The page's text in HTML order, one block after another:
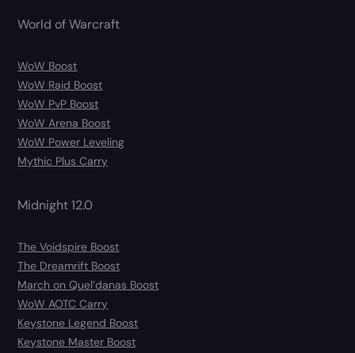
World of Warcraft
WoW Boost
WoW Raid Boost
WoW PvP Boost
WoW Arena Boost
WoW Power Leveling
Mythic Plus Carry
Midnight 12.0
The Voidspire Boost
The Dreamrift Boost
March on Quel’danas Boost
WoW AOTC Carry
Keystone Legend Boost
Keystone Master Boost